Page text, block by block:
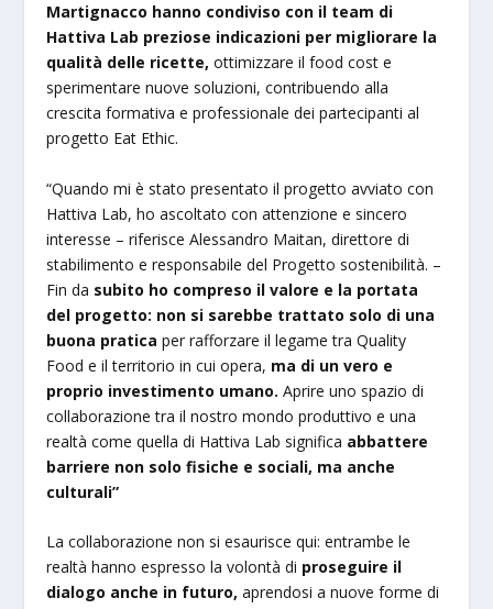
Martignacco hanno condiviso con il team di
Hattiva Lab preziose indicazioni per migliorare la
qualità delle ricette, ottimizzare il food cost e
sperimentare nuove soluzioni, contribuendo alla
crescita formativa e professionale dei partecipanti al
progetto Eat Ethic.
“Quando mi è stato presentato il progetto avviato con
Hattiva Lab, ho ascoltato con attenzione e sincero
interesse – riferisce Alessandro Maitan, direttore di
stabilimento e responsabile del Progetto sostenibilità. –
Fin da subito ho compreso il valore e la portata
del progetto: non si sarebbe trattato solo di una
buona pratica per rafforzare il legame tra Quality
Food e il territorio in cui opera, ma di un vero e
proprio investimento umano. Aprire uno spazio di
collaborazione tra il nostro mondo produttivo e una
realtà come quella di Hattiva Lab significa abbattere
barriere non solo fisiche e sociali, ma anche
culturali”
La collaborazione non si esaurisce qui: entrambe le
realtà hanno espresso la volontà di proseguire il
dialogo anche in futuro, aprendosi a nuove forme di